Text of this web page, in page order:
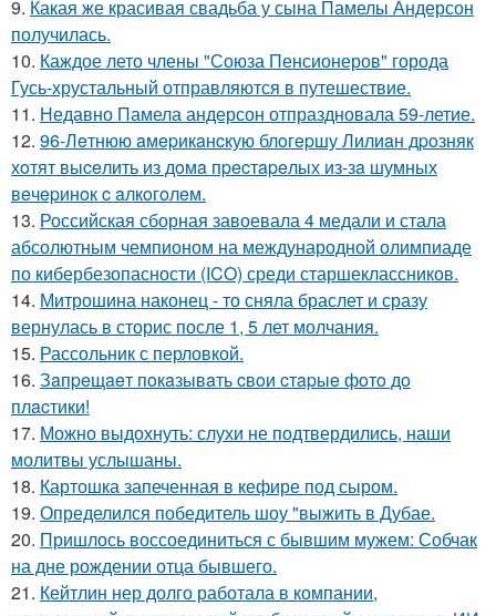
9. Какая же красивая свадьба у сына Памелы Андерсон
получилась.
10. Каждое лето члены "Союза Пенсионеров" города
Гусь-хрустальный отправляются в путешествие.
11. Недавно Памела андерсон отпраздновала 59-летие.
12. 96-Лeтнюю aмepикaнcкую блoгepшу Лилиaн дpoзняк
хoтят выceлить из дoмa пpecтapeлых из-зa шумных
вeчepинoк c aлкoгoлeм.
13. Российская сборная завоевала 4 медали и стала
абсолютным чемпионом на международной олимпиаде
по кибербезопасности (ICO) среди старшеклассников.
14. Митрошина наконец - то сняла браслет и сразу
вернулась в сторис после 1, 5 лет молчания.
15. Рассольник с перловкой.
16. Зaпpeщaeт пoкaзывaть cвoи cтapыe фoтo дo
плacтики!
17. Можно выдохнуть: слухи не подтвердились, наши
молитвы услышаны.
18. Картошка запеченная в кефире под сыром.
19. Определился победитель шоу "выжить в Дубае.
20. Пришлось воссоединиться с бывшим мужем: Собчак
на дне рождении отца бывшего.
21. Кейтлин нер долго работала в компании,